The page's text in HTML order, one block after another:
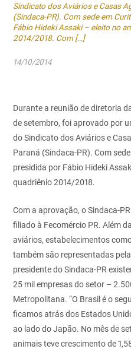
Sindicato dos Aviários e Casas
(Sindaca-PR). Com sede em
Fábio Hideki Assaki – eleito no
2014/2018. Com […]
14/10/2014
Durante a reunião de diretoria
de setembro, foi aprovado por
do Sindicato dos Aviários e
Paraná (Sindaca-PR). Com
presidida por Fábio Hideki
quadriênio 2014/2018.
Com a aprovação, o Sindaca-
filiado à Fecomércio PR. Além
aviários, estabelecimentos
também são representadas
presidente do Sindaca-PR
25 mil empresas do setor –
Metropolitana. “O Brasil é o
ficamos atrás dos Estados
ao lado do Japão. No mês de
animais teve crescimento de